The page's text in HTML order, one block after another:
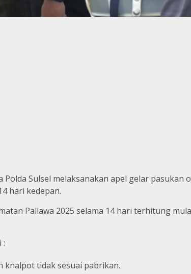
Sulsel melaksanakan apel gelar pasukan
hari kedepan.
Pallawa 2025 selama 14 hari terhitung
:
knalpot tidak sesuai pabrikan.